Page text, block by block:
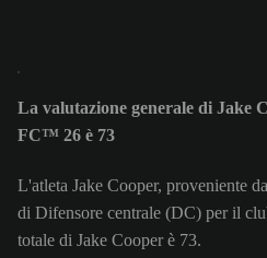
La valutazione generale di Jake
FC™ 26 è 73
L'atleta Jake Cooper, proveniente
di Difensore centrale (DC) per il
totale di Jake Cooper è 73.